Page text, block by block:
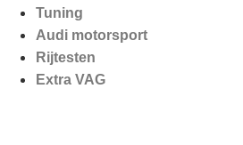
Tuning
Audi motorsport
Rijtesten
Extra VAG